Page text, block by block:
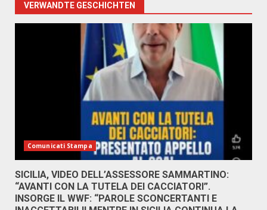
VERWANDTE GESCHICHTEN
Comunicati Stampa
SICILIA, VIDEO DELL’ASSESSORE SAMMARTINO:
“AVANTI CON LA TUTELA DEI CACCIATORI”.
INSORGE IL WWF: “PAROLE SCONCERTANTI E